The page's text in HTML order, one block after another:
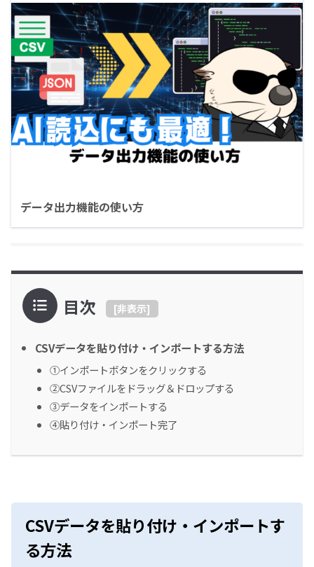
データ出力機能の使い方
目次 [非表示]
CSVデータを貼り付け・インポートする方法
①インポートボタンをクリックする
②CSVファイルをドラッグ＆ドロップする
③データをインポートする
④貼り付け・インポート完了
CSVデータを貼り付け・インポートす
る方法